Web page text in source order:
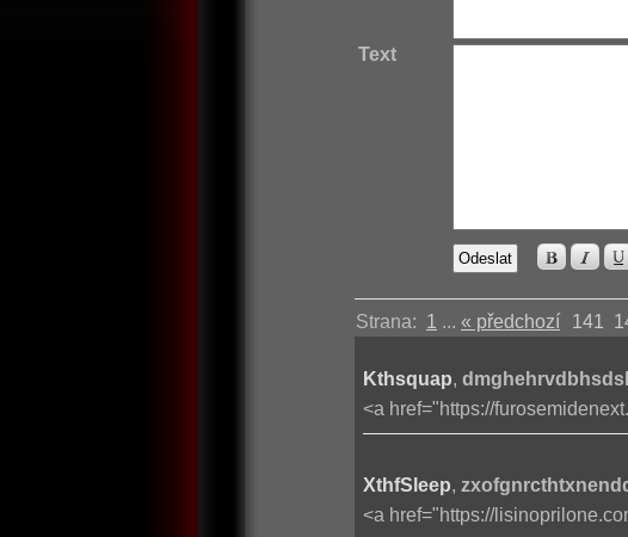
Text
Strana: 1 ... « předchozí 141
Kthsquap,
<a href="https://
XthfSleep,
<a href="https://